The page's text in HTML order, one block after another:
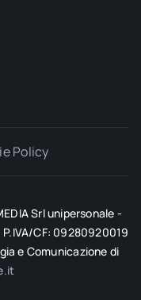
Policy
Srl unipersonale -
CF: 09280920019
e Comunicazione di